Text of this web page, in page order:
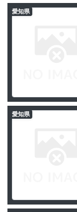
愛知県
愛知県